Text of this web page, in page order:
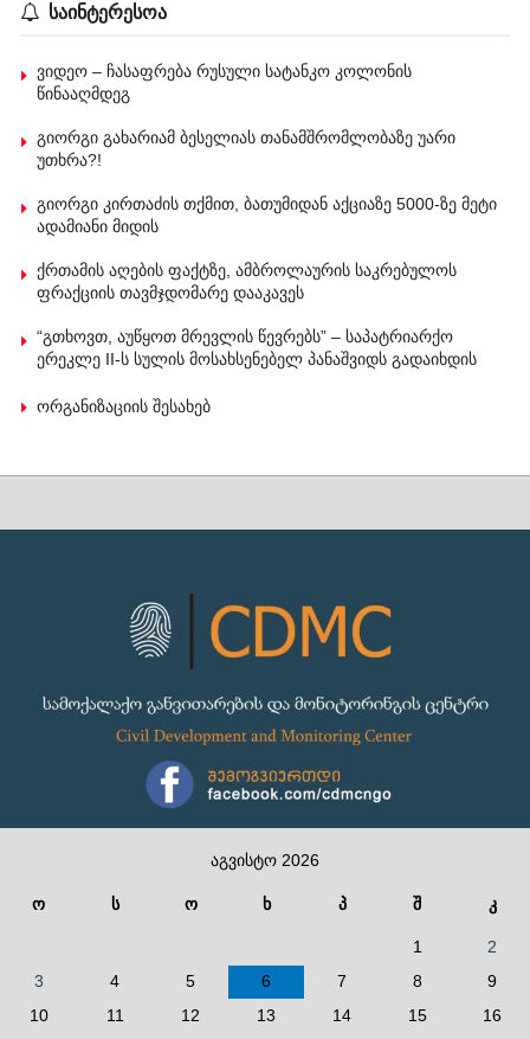
საინტერესოა
ვიდეო – ჩასაფრება რუსული სატანკო კოლონის
წინააღმდეგ
გიორგი გახარიამ ბესელიას თანამშრომლობაზე უარი
უთხრა?!
გიორგი კირთაძის თქმით, ბათუმიდან აქციაზე 5000-ზე მეტი
ადამიანი მიდის
ქრთამის აღების ფაქტზე, ამბროლაურის საკრებულოს
ფრაქციის თავმჯდომარე დააკავეს
“გთხოვთ, აუწყოთ მრევლის წევრებს” – საპატრიარქო
ერეკლე II-ს სულის მოსახსენებელ პანაშვიდს გადაიხდის
ორგანიზაციის შესახებ
აგვისტო 2026
ო ს ო ხ პ შ კ
1
2
3
4 5 6 7 8
9
10
11 12 13 14 15 16